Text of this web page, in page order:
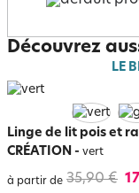
Découvrez
LE
Linge de lit pois et
CRÉATION - vert
à partir de 35,90 €